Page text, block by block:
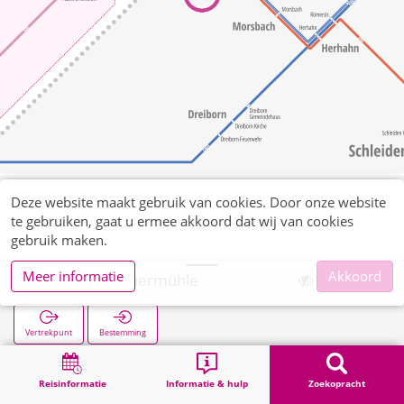
Reisinformatie Informatie & hulp Zoekopracht
Morsbach Sauermühle
Vertrekpunt Bestemming
Zoekopracht
Deze website maakt gebruik van cookies. Door onze website
te gebruiken, gaat u ermee akkoord dat wij van cookies
gebruik maken.
Meer informatie
Akkoord